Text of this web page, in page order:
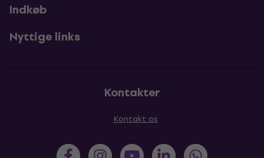
Indkøb
Nyttige links
Kontakter
Kontakt os